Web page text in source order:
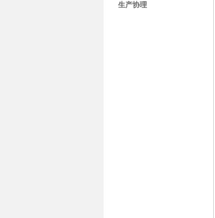
生产协理